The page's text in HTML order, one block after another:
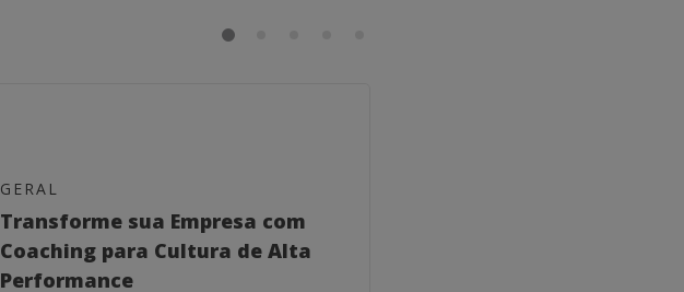
GERAL
Transforme sua Empresa com
Coaching para Cultura de Alta
Performance